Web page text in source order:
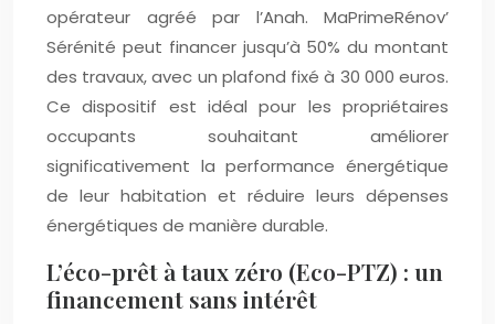
opérateur agréé par l’Anah. MaPrimeRénov’
Sérénité peut financer jusqu’à 50% du montant
des travaux, avec un plafond fixé à 30 000 euros.
Ce dispositif est idéal pour les propriétaires
occupants souhaitant améliorer
significativement la performance énergétique
de leur habitation et réduire leurs dépenses
énergétiques de manière durable.
L’éco-prêt à taux zéro (Eco-PTZ) : un
financement sans intérêt